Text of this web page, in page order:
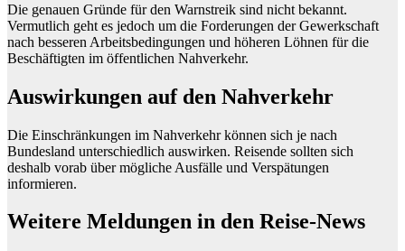
Die genauen Gründe für den Warnstreik sind nicht bekannt.
Vermutlich geht es jedoch um die Forderungen der Gewerkschaft
nach besseren Arbeitsbedingungen und höheren Löhnen für die
Beschäftigten im öffentlichen Nahverkehr.
Auswirkungen auf den Nahverkehr
Die Einschränkungen im Nahverkehr können sich je nach
Bundesland unterschiedlich auswirken. Reisende sollten sich
deshalb vorab über mögliche Ausfälle und Verspätungen
informieren.
Weitere Meldungen in den Reise-News